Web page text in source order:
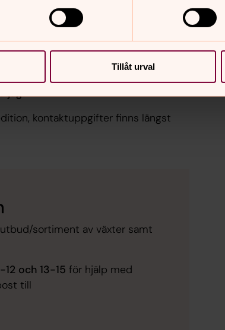
Tillåt urval
täcker hela kostnaden för årets
finns längst ned på den här
jag?
kontaktuppgifter finns längst
sortiment av växter samt
och 13-15 för hjälp med
till